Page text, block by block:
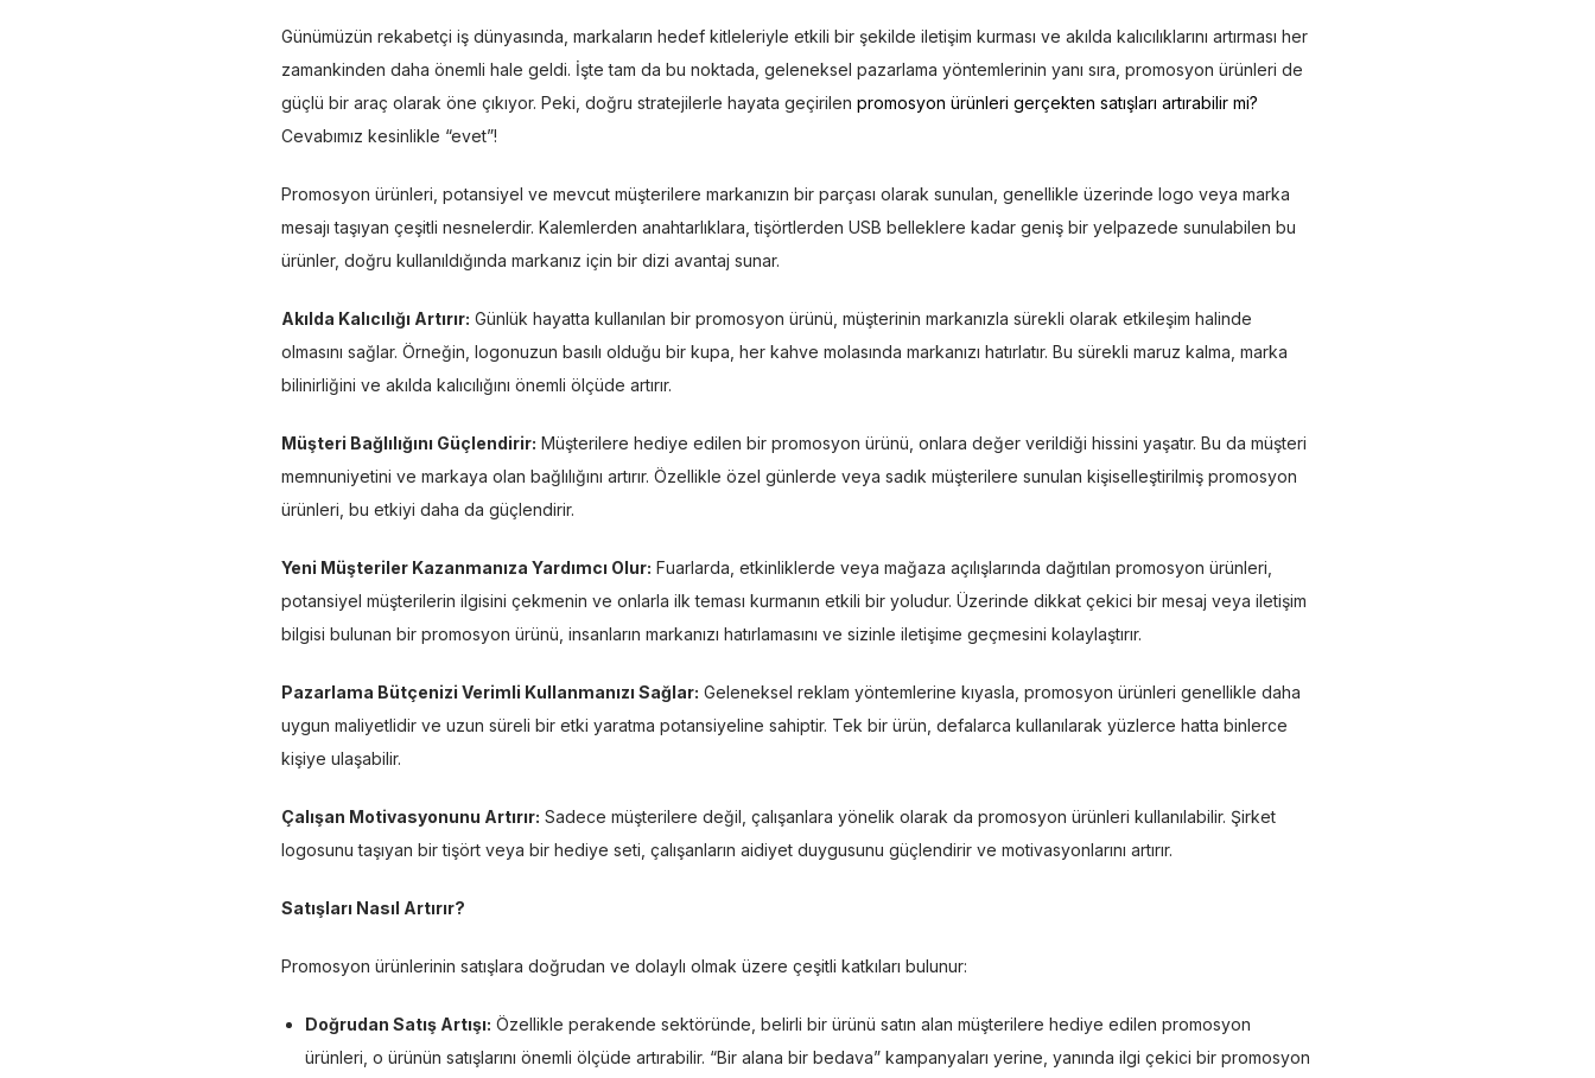
Günümüzün rekabetçi iş dünyasında, markaların hedef kitleleriyle etkili bir şekilde iletişim kurması ve akılda kalıcılıklarını artırması her
zamankinden daha önemli hale geldi. İşte tam da bu noktada, geleneksel pazarlama yöntemlerinin yanı sıra, promosyon ürünleri de
güçlü bir araç olarak öne çıkıyor. Peki, doğru stratejilerle hayata geçirilen promosyon ürünleri gerçekten satışları artırabilir mi?
Cevabımız kesinlikle “evet”!
Promosyon ürünleri, potansiyel ve mevcut müşterilere markanızın bir parçası olarak sunulan, genellikle üzerinde logo veya marka
mesajı taşıyan çeşitli nesnelerdir. Kalemlerden anahtarlıklara, tişörtlerden USB belleklere kadar geniş bir yelpazede sunulabilen bu
ürünler, doğru kullanıldığında markanız için bir dizi avantaj sunar.
Akılda Kalıcılığı Artırır: Günlük hayatta kullanılan bir promosyon ürünü, müşterinin markanızla sürekli olarak etkileşim halinde
olmasını sağlar. Örneğin, logonuzun basılı olduğu bir kupa, her kahve molasında markanızı hatırlatır. Bu sürekli maruz kalma, marka
bilinirliğini ve akılda kalıcılığını önemli ölçüde artırır.
Müşteri Bağlılığını Güçlendirir: Müşterilere hediye edilen bir promosyon ürünü, onlara değer verildiği hissini yaşatır. Bu da müşteri
memnuniyetini ve markaya olan bağlılığını artırır. Özellikle özel günlerde veya sadık müşterilere sunulan kişiselleştirilmiş promosyon
ürünleri, bu etkiyi daha da güçlendirir.
Yeni Müşteriler Kazanmanıza Yardımcı Olur: Fuarlarda, etkinliklerde veya mağaza açılışlarında dağıtılan promosyon ürünleri,
potansiyel müşterilerin ilgisini çekmenin ve onlarla ilk teması kurmanın etkili bir yoludur. Üzerinde dikkat çekici bir mesaj veya iletişim
bilgisi bulunan bir promosyon ürünü, insanların markanızı hatırlamasını ve sizinle iletişime geçmesini kolaylaştırır.
Pazarlama Bütçenizi Verimli Kullanmanızı Sağlar: Geleneksel reklam yöntemlerine kıyasla, promosyon ürünleri genellikle daha
uygun maliyetlidir ve uzun süreli bir etki yaratma potansiyeline sahiptir. Tek bir ürün, defalarca kullanılarak yüzlerce hatta binlerce
kişiye ulaşabilir.
Çalışan Motivasyonunu Artırır: Sadece müşterilere değil, çalışanlara yönelik olarak da promosyon ürünleri kullanılabilir. Şirket
logosunu taşıyan bir tişört veya bir hediye seti, çalışanların aidiyet duygusunu güçlendirir ve motivasyonlarını artırır.
Satışları Nasıl Artırır?
Promosyon ürünlerinin satışlara doğrudan ve dolaylı olmak üzere çeşitli katkıları bulunur:
Doğrudan Satış Artışı: Özellikle perakende sektöründe, belirli bir ürünü satın alan müşterilere hediye edilen promosyon
ürünleri, o ürünün satışlarını önemli ölçüde artırabilir. “Bir alana bir bedava” kampanyaları yerine, yanında ilgi çekici bir promosyon